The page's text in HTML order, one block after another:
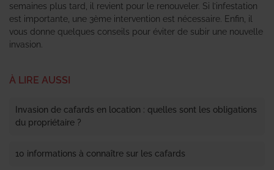
semaines plus tard, il revient pour le renouveler. Si l’infestation
est importante, une 3ème intervention est nécessaire. Enfin, il
vous donne quelques conseils pour éviter de subir une nouvelle
invasion.
À LIRE AUSSI
Invasion de cafards en location : quelles sont les obligations
du propriétaire ?
10 informations à connaître sur les cafards